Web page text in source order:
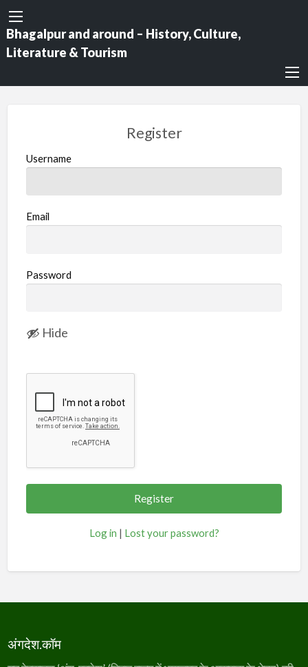
Bhagalpur and around – History, Culture,
Literature & Tourism
Register
Username
Email
Password
Hide
Log in | Lost your password?
अंगदेश.कॉम